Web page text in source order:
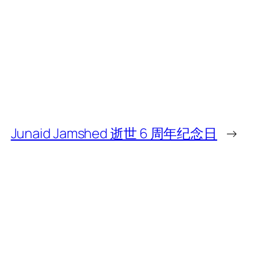
Junaid Jamshed 逝世 6 周年纪念日 →